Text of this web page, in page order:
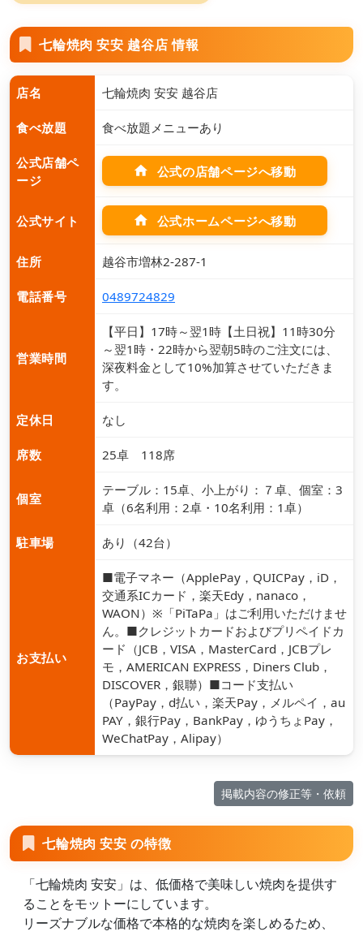
七輪焼肉 安安 越谷店 情報
店名 七輪焼肉 安安 越谷店
食べ放題 食べ放題メニューあり
公式店舗ペ
ージ
home 公式の店舗ページへ移動
公式サイト home 公式ホームページへ移動
住所 越谷市増林2-287-1
電話番号 0489724829
営業時間
【平日】17時～翌1時【土日祝】11時30分
～翌1時・22時から翌朝5時のご注文には、
深夜料金として10%加算させていただきま
す。
定休日 なし
席数 25卓 118席
個室
テーブル：15卓、小上がり：７卓、個室：3
卓（6名利用：2卓・10名利用：1卓）
駐車場 あり（42台）
お支払い
■電子マネー（ApplePay，QUICPay，iD，
交通系ICカード，楽天Edy，nanaco，
WAON）※「PiTaPa」はご利用いただけませ
ん。■クレジットカードおよびプリペイドカ
ード（JCB，VISA，MasterCard，JCBプレ
モ，AMERICAN EXPRESS，Diners Club，
DISCOVER，銀聯）■コード支払い
（PayPay，d払い，楽天Pay，メルペイ，au
PAY，銀行Pay，BankPay，ゆうちょPay，
WeChatPay，Alipay）
掲載内容の修正等・依頼
七輪焼肉 安安 の特徴
「七輪焼肉 安安」は、低価格で美味しい焼肉を提供す
ることをモットーにしています。
リーズナブルな価格で本格的な焼肉を楽しめるため、